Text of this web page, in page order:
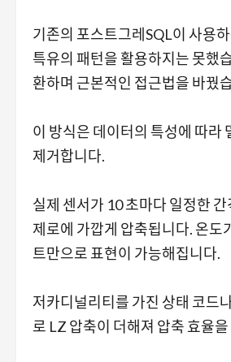
기존의 포스트그레SQL이 사용
특유의 패턴을 활용하지는 못했
환하며 근본적인 접근법을 바꿨
이 방식은 데이터의 특성에 따라
제거합니다.
실제 센서가 10 초마다 일정한
제로에 가깝게 압축됩니다. 온도
트만으로 표현이 가능해집니다.
저카디널리티를 가진 상태 코드
로 LZ 압축이 더해져 압축 효율